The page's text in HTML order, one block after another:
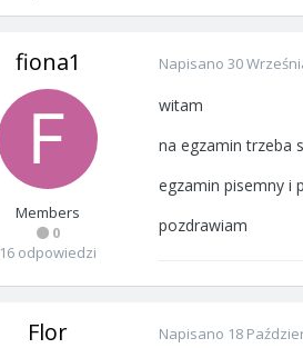
fiona1
Members
0
16 odpowiedzi
Napisano 30
witam
na egzamin trzeba
egzamin pisemny i
pozdrawiam
Flor Napisano 18